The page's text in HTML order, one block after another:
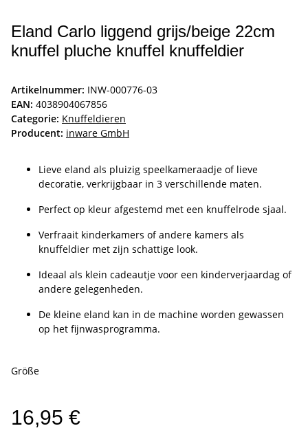
Eland Carlo liggend grijs/beige 22cm
knuffel pluche knuffel knuffeldier
Artikelnummer: INW-000776-03
EAN: 4038904067856
Categorie: Knuffeldieren
Producent: inware GmbH
Lieve eland als pluizig speelkameraadje of lieve
decoratie, verkrijgbaar in 3 verschillende maten.
Perfect op kleur afgestemd met een knuffelrode sjaal.
Verfraait kinderkamers of andere kamers als
knuffeldier met zijn schattige look.
Ideaal als klein cadeautje voor een kinderverjaardag of
andere gelegenheden.
De kleine eland kan in de machine worden gewassen
op het fijnwasprogramma.
Größe
16,95 €